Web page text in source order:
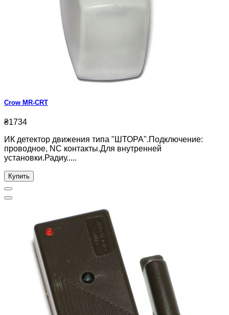
Crow MR-CRT
₴1734
ИК детектор движения типа "ШТОРА".Подключение:
проводное, NC контакты.Для внутренней
установки.Радиу.....
Купить